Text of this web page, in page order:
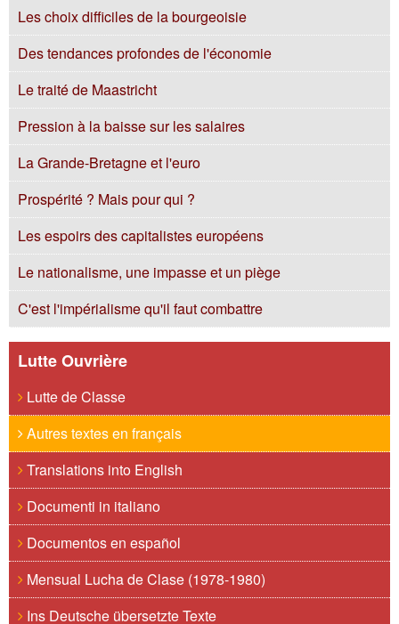
Les choix difficiles de la bourgeoisie
Des tendances profondes de l'économie
Le traité de Maastricht
Pression à la baisse sur les salaires
La Grande-Bretagne et l'euro
Prospérité ? Mais pour qui ?
Les espoirs des capitalistes européens
Le nationalisme, une impasse et un piège
C'est l'impérialisme qu'il faut combattre
Lutte Ouvrière
Lutte de Classe
Autres textes en français
Translations into English
Documenti in italiano
Documentos en español
Mensual Lucha de Clase (1978-1980)
Ins Deutsche übersetzte Texte